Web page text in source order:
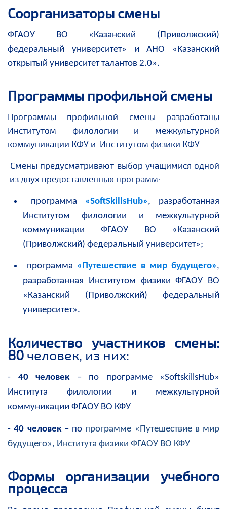
Соорганизаторы смены
ФГАОУ ВО «Казанский (Приволжский)
федеральный университет» и АНО «Казанский
открытый университет талантов 2.0».
Программы профильной смены
Программы профильной смены разработаны
Институтом филологии и межкультурной
коммуникации КФУ и Институтом физики КФУ.
Смены предусматривают выбор учащимися одной
из двух предоставленных программ:
программа «SoftSkillsHub», разработанная
Институтом филологии и межкультурной
коммуникации ФГАОУ ВО «Казанский
(Приволжский) федеральный университет»;
программа «Путешествие в мир будущего»,
разработанная Институтом физики ФГАОУ ВО
«Казанский (Приволжский) федеральный
университет».
Количество участников смены:
80 человек, из них:
- 40 человек– по программе «SoftskillsHub»
Института филологии и межкультурной
коммуникации ФГАОУ ВО КФУ
-40 человек – по программе «Путешествие в мир
будущего», Института физики ФГАОУ ВО КФУ
Формы организации учебного
процесса